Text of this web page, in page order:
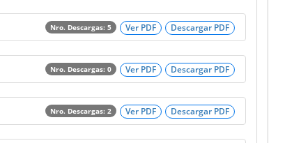
Descargar PDF
Ver PDF
Nro. Descargas: 5
Descargar PDF
Ver PDF
Nro. Descargas: 0
Descargar PDF
Ver PDF
Nro. Descargas: 2